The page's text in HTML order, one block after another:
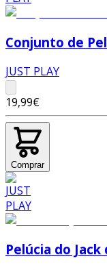
Conjunto de
JUST PLAY
19,99€
Comprar
Pelúcia do